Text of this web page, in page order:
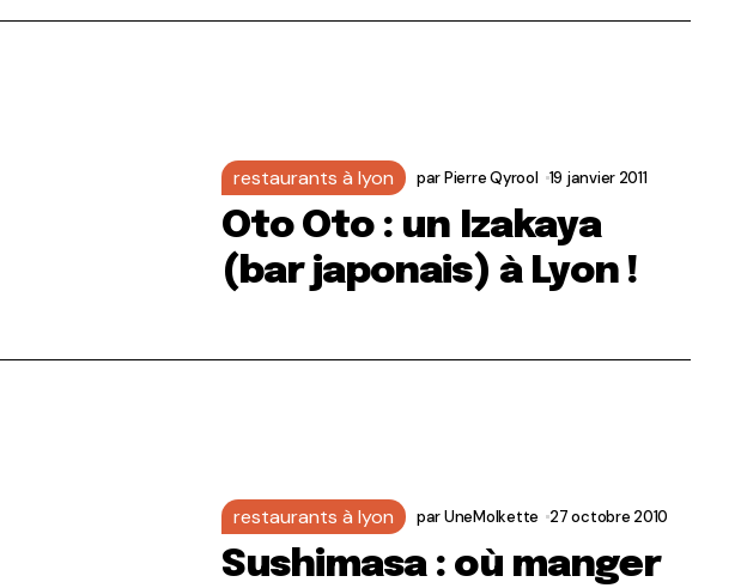
restaurants à lyon parPierre Qyrool 19 janvier 2011
Oto Oto : un Izakaya
(bar japonais) à Lyon !
restaurants à lyon parUneMolkette 27 octobre 2010
Sushimasa : où manger